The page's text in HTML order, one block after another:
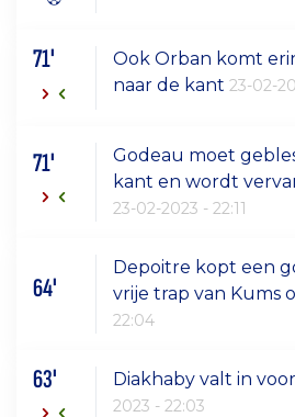
71'
Ook Orban komt
naar de kant23-02-
71'
Godeau moet
kant en wordt
23-02-2023 - 22:11
64'
Depoitre kopt een
vrije trap van Kums
22:04
63' Diakhaby valt in
2023 - 22:03